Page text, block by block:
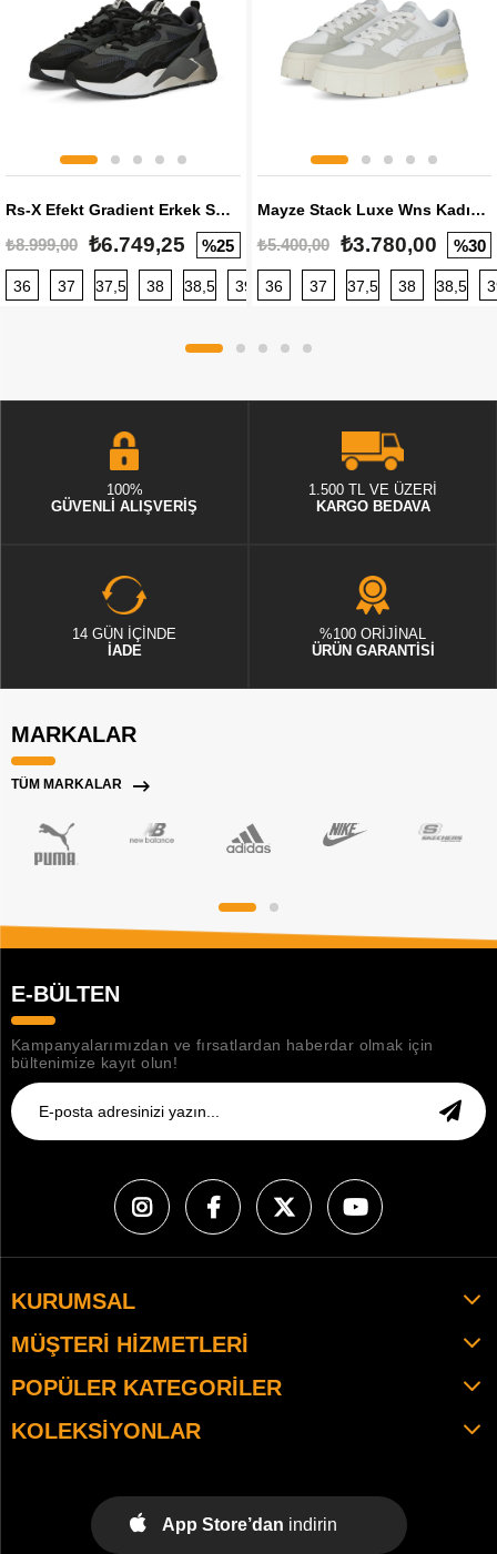
Rs-X Efekt Gradient Erkek Sneaker
₺8.999,00 ₺6.749,25 %25
36 37 37,5 38 38,5 39 40 40,5 41 42 42,5
Mayze Stack Luxe Wns Kadın Sneaker
₺5.400,00 ₺3.780,00 %30
36 37 37,5 38 38,5
100%
GÜVENLİ ALIŞVERİŞ
1.500 TL VE ÜZERİ
KARGO BEDAVA
14 GÜN İÇİNDE
İADE
%100 ORİJİNAL
ÜRÜN GARANTİSİ
MARKALAR
TÜM MARKALAR
E-BÜLTEN
Kampanyalarımızdan ve fırsatlardan haberdar olmak için
bültenimize kayıt olun!
KURUMSAL
MÜŞTERI HIZMETLERI
POPÜLER KATEGORILER
KOLEKSIYONLAR
App Store’dan indirin